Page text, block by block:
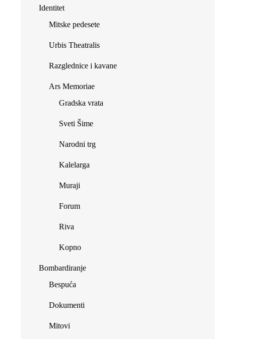
Identitet
Mitske pedesete
Urbis Theatralis
Razglednice i kavane
Ars Memoriae
Gradska vrata
Sveti Šime
Narodni trg
Kalelarga
Muraji
Forum
Riva
Kopno
Bombardiranje
Bespuća
Dokumenti
Mitovi